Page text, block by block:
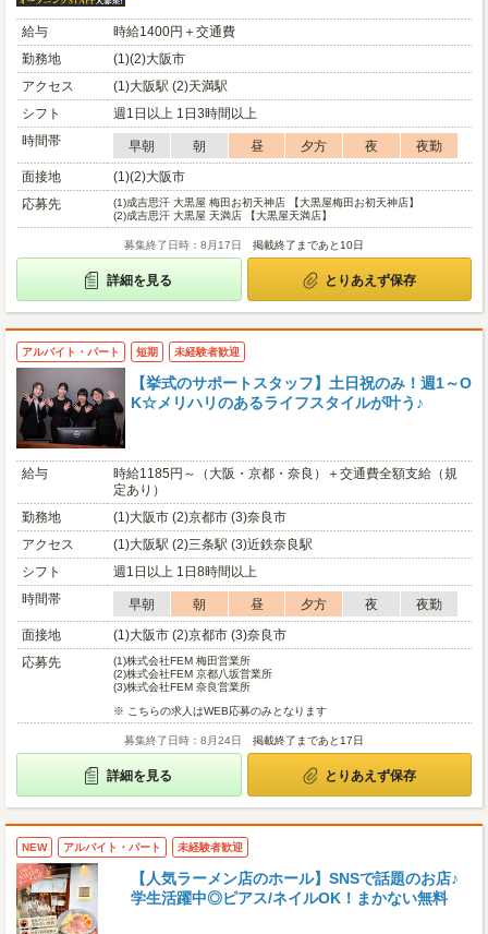
給与
時給1400円＋交通費
勤務地
(1)(2)大阪市
アクセス
(1)大阪駅 (2)天満駅
シフト
週1日以上 1日3時間以上
時間帯
早朝 朝 昼 夕方 夜
夜勤
面接地
(1)(2)大阪市
応募先
(1)成吉思汗 大黒屋 梅田お初天神店 【大黒屋梅田お初天神店】
(2)成吉思汗 大黒屋 天満店 【大黒屋天満店】
募集終了日時：8月17日 掲載終了まであと10日
詳細を見る とりあえず保存
アルバイト・パート 短期 未経験者歓迎
【挙式のサポートスタッフ】土日祝のみ！週1～O
K☆メリハリのあるライフスタイルが叶う♪
給与
時給1185円～（大阪・京都・奈良）＋交通費全額支給（規
定あり）
勤務地
(1)大阪市 (2)京都市 (3)奈良市
アクセス
(1)大阪駅 (2)三条駅 (3)近鉄奈良駅
シフト
週1日以上 1日8時間以上
時間帯
早朝 朝 昼 夕方 夜
夜勤
面接地
(1)大阪市 (2)京都市 (3)奈良市
応募先
(1)株式会社FEM 梅田営業所
(2)株式会社FEM 京都八坂営業所
(3)株式会社FEM 奈良営業所
※ こちらの求人はWEB応募のみとなります
募集終了日時：8月24日 掲載終了まであと17日
詳細を見る とりあえず保存
NEW アルバイト・パート 未経験者歓迎
【人気ラーメン店のホール】SNSで話題のお店♪
学生活躍中◎ピアス/ネイルOK！まかない無料